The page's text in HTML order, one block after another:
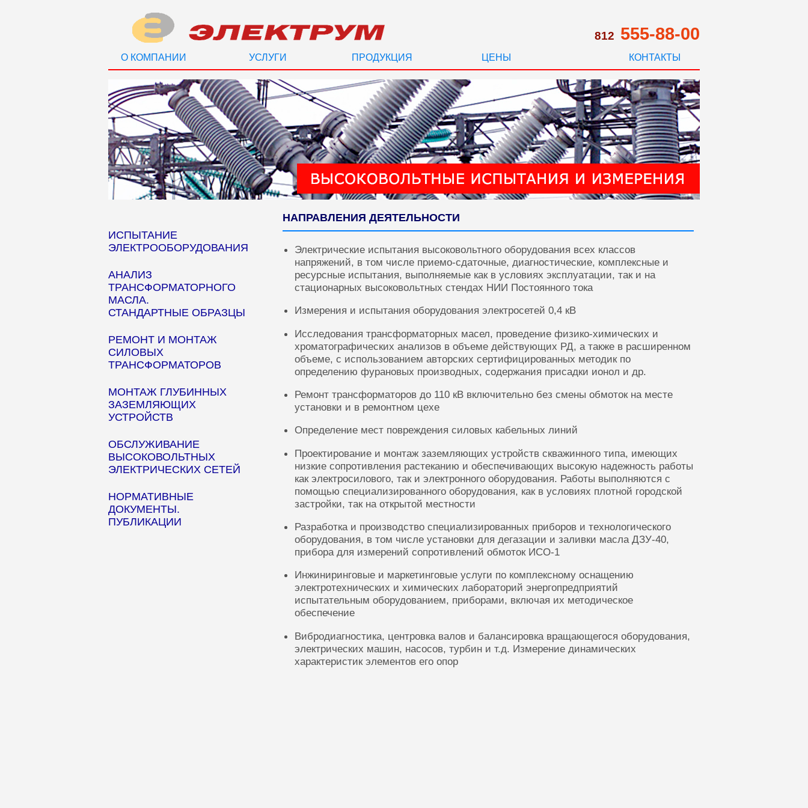
812 555-88-00
О КОМПАНИИ УСЛУГИ ПРОДУКЦИЯ ЦЕНЫ КОНТАКТЫ
ИСПЫТАНИЕ
ЭЛЕКТРООБОРУДОВАНИЯ
АНАЛИЗ
ТРАНСФОРМАТОРНОГО
МАСЛА.
СТАНДАРТНЫЕ ОБРАЗЦЫ
РЕМОНТ И МОНТАЖ
СИЛОВЫХ
ТРАНСФОРМАТОРОВ
МОНТАЖ ГЛУБИННЫХ
ЗАЗЕМЛЯЮЩИХ
УСТРОЙСТВ
ОБСЛУЖИВАНИЕ
ВЫСОКОВОЛЬТНЫХ
ЭЛЕКТРИЧЕСКИХ СЕТЕЙ
НОРМАТИВНЫЕ
ДОКУМЕНТЫ.
ПУБЛИКАЦИИ
НАПРАВЛЕНИЯ ДЕЯТЕЛЬНОСТИ
Электрические испытания высоковольтного оборудования всех классов
напряжений, в том числе приемо-сдаточные, диагностические, комплексные и
ресурсные испытания, выполняемые как в условиях эксплуатации, так и на
стационарных высоковольтных стендах НИИ Постоянного тока
Измерения и испытания оборудования электросетей 0,4 кВ
Исследования трансформаторных масел, проведение физико-химических и
хроматографических анализов в объеме действующих РД, а также в расширенном
объеме, с использованием авторских сертифицированных методик по
определению фурановых производных, содержания присадки ионол и др.
Ремонт трансформаторов до 110 кВ включительно без смены обмоток на месте
установки и в ремонтном цехе
Определение мест повреждения силовых кабельных линий
Проектирование и монтаж заземляющих устройств скважинного типа, имеющих
низкие сопротивления растеканию и обеспечивающих высокую надежность работы
как электросилового, так и электронного оборудования. Работы выполняются с
помощью специализированного оборудования, как в условиях плотной городской
застройки, так на открытой местности
Разработка и производство специализированных приборов и технологического
оборудования, в том числе установки для дегазации и заливки масла ДЗУ-40,
прибора для измерений сопротивлений обмоток ИСО-1
Инжиниринговые и маркетинговые услуги по комплексному оснащению
электротехнических и химических лабораторий энергопредприятий
испытательным оборудованием, приборами, включая их методическое
обеспечение
Вибродиагностика, центровка валов и балансировка вращающегося оборудования,
электрических машин, насосов, турбин и т.д. Измерение динамических
характеристик элементов его опор